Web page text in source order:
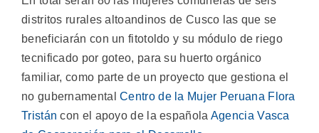
distritos rurales altoandinos de Cusco las que se
beneficiarán con un fitotoldo y su módulo de riego
tecnificado por goteo, para su huerto orgánico
familiar, como parte de un proyecto que gestiona el
no gubernamentalCentro de la Mujer Peruana Flora
Tristán con el apoyo de la española Agencia Vasca